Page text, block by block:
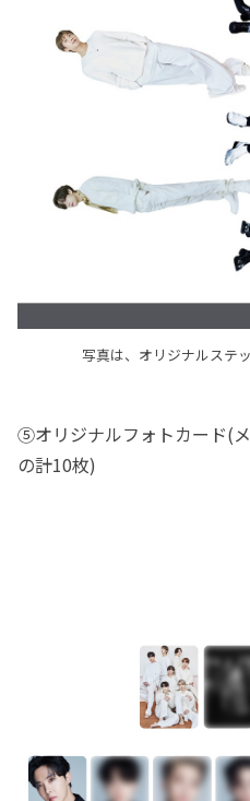
写真は、オリジナルス
⑤オリジナルフォトカード(
の計10枚)